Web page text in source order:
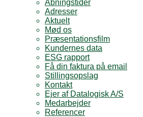
Åbningstider
Adresser
Aktuelt
Mød os
Præsentationsfilm
Kundernes data
ESG rapport
Få din faktura på email
Stillingsopslag
Kontakt
Ejer af Datalogisk A/S
Medarbejder
Referencer